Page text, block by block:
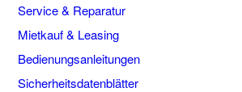
Service & Reparatur
Mietkauf & Leasing
Bedienungsanleitungen
Sicherheitsdatenblätter